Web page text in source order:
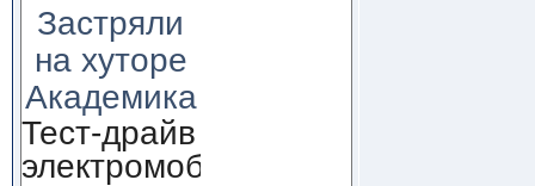
Застряли
на хуторе
Академика
Тест-драйв
электромобиля